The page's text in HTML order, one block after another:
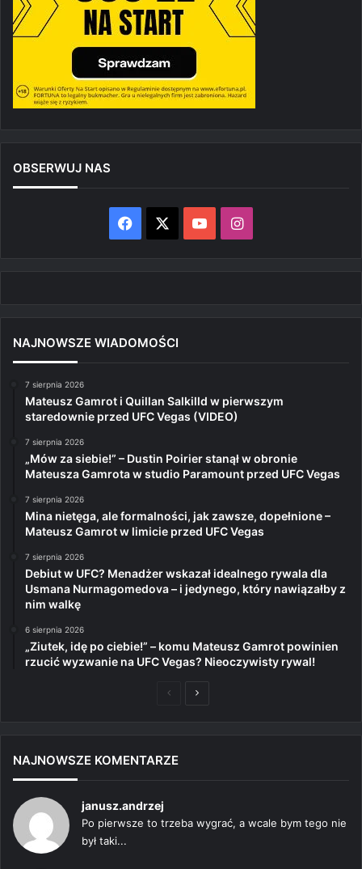
OBSERWUJ NAS
Facebook YouTubeInstagram
NAJNOWSZE WIADOMOŚCI
7 sierpnia 2026
Mateusz Gamrot i Quillan Salkilld w pierwszym
staredownie przed UFC Vegas (VIDEO)
7 sierpnia 2026
„Mów za siebie!” – Dustin Poirier stanął w obronie
Mateusza Gamrota w studio Paramount przed UFC Vegas
7 sierpnia 2026
Mina nietęga, ale formalności, jak zawsze, dopełnione –
Mateusz Gamrot w limicie przed UFC Vegas
7 sierpnia 2026
Debiut w UFC? Menadżer wskazał idealnego rywala dla
Usmana Nurmagomedova – i jedynego, który nawiązałby z
nim walkę
6 sierpnia 2026
„Ziutek, idę po ciebie!” – komu Mateusz Gamrot powinien
rzucić wyzwanie na UFC Vegas? Nieoczywisty rywal!
PoprzedniaNastępna
NAJNOWSZE KOMENTARZE
janusz.andrzej
Po pierwsze to trzeba wygrać, a wcale bym tego nie
był taki...